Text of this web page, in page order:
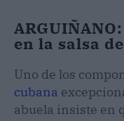
en la salsa
Uno de los
cubana
abuela insiste en